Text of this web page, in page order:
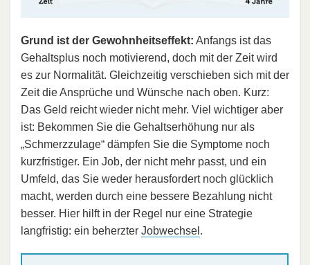
Grund ist der Gewohnheitseffekt: Anfangs ist das
Gehaltsplus noch motivierend, doch mit der Zeit wird
es zur Normalität. Gleichzeitig verschieben sich mit der
Zeit die Ansprüche und Wünsche nach oben. Kurz:
Das Geld reicht wieder nicht mehr. Viel wichtiger aber
ist: Bekommen Sie die Gehaltserhöhung nur als
„Schmerzzulage“ dämpfen Sie die Symptome noch
kurzfristiger. Ein Job, der nicht mehr passt, und ein
Umfeld, das Sie weder herausfordert noch glücklich
macht, werden durch eine bessere Bezahlung nicht
besser. Hier hilft in der Regel nur eine Strategie
langfristig: ein beherzter Jobwechsel .